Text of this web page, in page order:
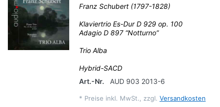
Franz Schubert (1797-1828)
Klaviertrio Es-Dur D 929 op. 100
Adagio D 897 “Notturno”
Trio Alba
Hybrid-SACD
Art.-Nr.
AUD 903 2013-6
* Preise inkl. MwSt., zzgl. Versandkosten